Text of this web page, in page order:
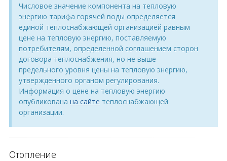
Числовое значение компонента на тепловую
энергию тарифа горячей воды определяется
единой теплоснабжающей организацией равным
цене на тепловую энергию, поставляемую
потребителям, определенной соглашением сторон
договора теплоснабжения, но не выше
предельного уровня цены на тепловую энергию,
утвержденного органом регулирования.
Информация о цене на тепловую энергию
опубликована на сайте теплоснабжающей
организации.
Отопление